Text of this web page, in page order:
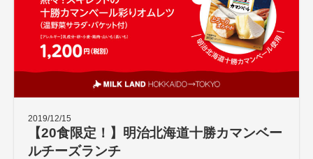
2019/12/15
【20食限定！】明治北海道十勝カマンベー
ルチーズランチ